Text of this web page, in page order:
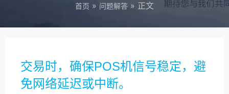
首页 » 问题解答 » 正文
交易时，确保POS机信号稳定，避
免网络延迟或中断。